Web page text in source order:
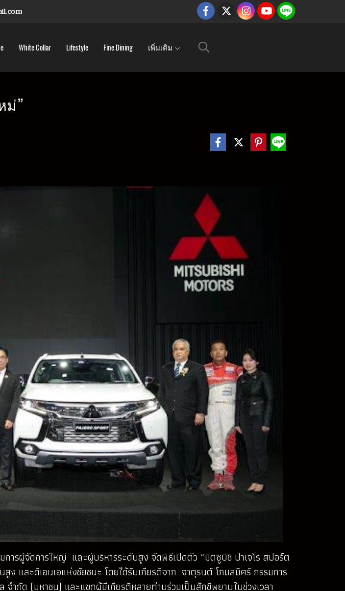
White Collar Lifestyle Fine Dining เพิ่มเติม
ม่”
ารผู้จัดการใหญ่ และผู้บริหารระดับสูง จัดพิธีเปิดตัว “มิตซูบิชิ ปาเจโร สปอร์ต
และดีเอนเอแห่งชัยชนะ โดยได้รับเกียรติจาก จาตุรนต์ โกมลมิศร์ กรรมการ
ำกัด (มหาชน) และแขกผู้มีเกียรติหลายท่านร่วมเป็นสักขีพยานในช่วงเวลา